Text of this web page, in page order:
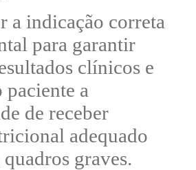
a indicação correta
para garantir
clínicos e
paciente a
de receber
adequado
graves.